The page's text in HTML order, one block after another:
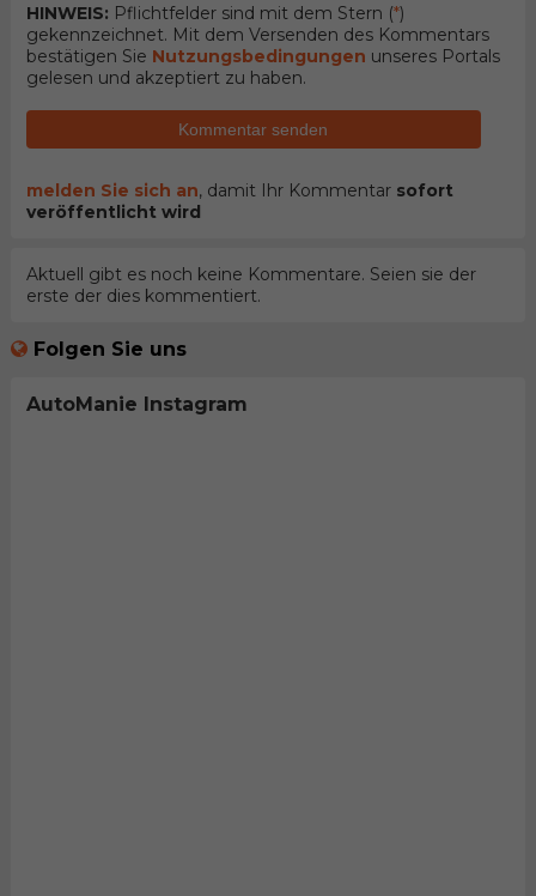
HINWEIS: Pflichtfelder sind mit dem Stern (*)
gekennzeichnet. Mit dem Versenden des Kommentars
bestätigen Sie Nutzungsbedingungen unseres Portals
gelesen und akzeptiert zu haben.
Kommentar senden
melden Sie sich an, damit Ihr Kommentar sofort
veröffentlicht wird
Aktuell gibt es noch keine Kommentare. Seien sie der
erste der dies kommentiert.
Folgen Sie uns
AutoManie Instagram